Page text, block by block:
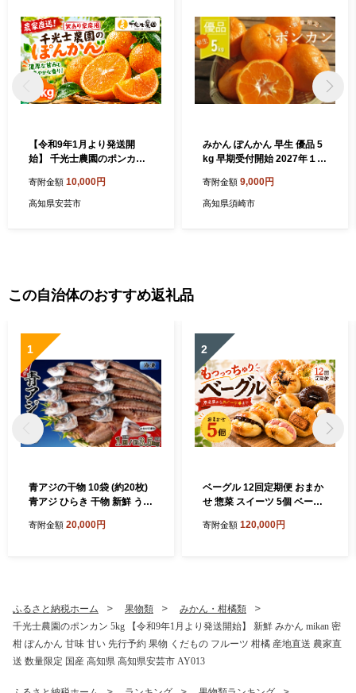
【令和9年1月より発送開
始】 千光士農園のポンカン 5
ワケあり ワケアリ 密柑 ぽん
かん 甘味 甘い 先行予約 訳あ
寄附金額 10,000円
高知県安芸市
みかん ぽんかん 早生 優品 5
kg 早期受付開始 2027年１月
n 先行予約 果物 くだもの フ
ルーツ 柑橘 濃厚 甘い 甘味
寄附金額 9,000円
高知県須崎市
この自治体のおすすめ返礼品
1
青アジの干物 10袋 (約20枚)
青アジ ひらき 干物 新鮮 うす
あじ ご飯のおかず 酒の肴 魚
田渕水産
寄附金額 20,000円
2
ベーグル 12回定期便 おまか
せ 惣菜 スイーツ 5個 ベーグ
わせ 国産小麦 自家酵母 天然
カロリー ダイエット スイー
ツ 食べ比べ 焼きたて 便利 こ
だわり ベーグル 冷凍保存 食
寄附金額 120,000円
ふるさと納税ホーム 果物類
みかん・柑橘類
千光士農園のポンカン 5kg 【令和9年1月より発送開始】 新鮮 みかん mikan 密
柑 ぽんかん 甘味 甘い 先行予約 果物 くだもの フルーツ 柑橘 産地直送 農家直
送 数量限定 国産 高知県 高知県安芸市 AY013